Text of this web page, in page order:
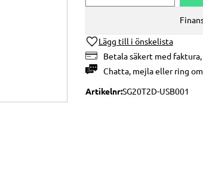
Lägg till i önskelista
Betala säkert med
Chatta, mejlaellerring
ArtikelnrSG20T2D-USB001